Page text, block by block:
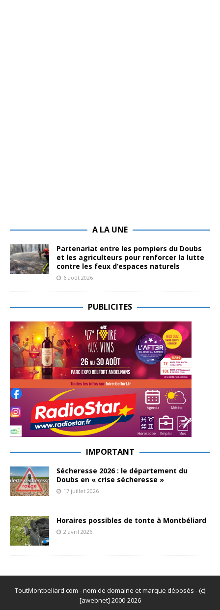
A LA UNE
Partenariat entre les pompiers du Doubs
et les agriculteurs pour renforcer la lutte
contre les feux d’espaces naturels
6 août 2026
PUBLICITES
IMPORTANT
Sécheresse 2026 : le département du
Doubs en « crise sécheresse »
17 juillet 2026
Horaires possibles de tonte à Montbéliard
2 avril 2026
ToutMontbeliard.com - nom de domaine et marque déposés - (c)
[awebnet] 2000-2026